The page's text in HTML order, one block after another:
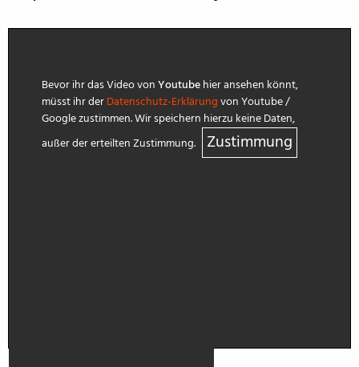
Bevor ihr das Video vonYoutubehier ansehen könnt,
müsst ihr derDatenschutz-Erklärungvon Youtube /
Google zustimmen. Wir speichern hierzu keine Daten,
außer der erteilten Zustimmung.
Zustimmung